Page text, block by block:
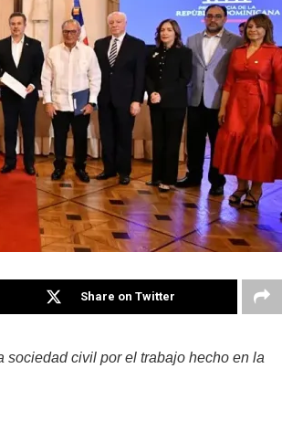
Share on Twitter
sociedad civil por el trabajo hecho en la